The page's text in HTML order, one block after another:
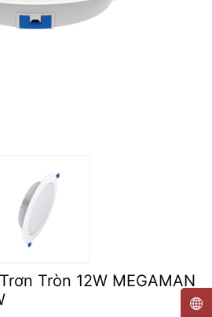
Tròn 12W MEGAMAN